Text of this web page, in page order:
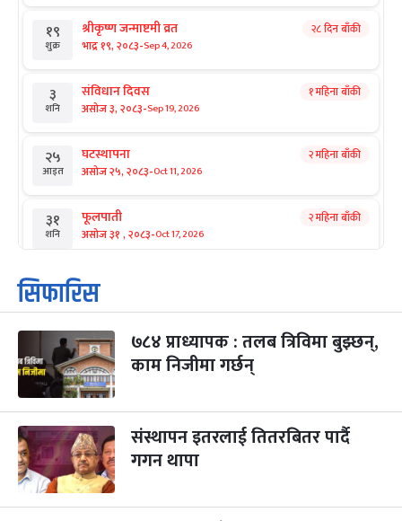
१९
शुक्र
श्रीकृष्ण जन्माष्टमी व्रत
भाद्र १९, २०८३-Sep 4, 2026
२८ दिन बाँकी
३
शनि
संविधान दिवस
असोज ३, २०८३-Sep 19, 2026
१ महिना बाँकी
२५
आइत
घटस्थापना
असोज २५, २०८३-Oct 11, 2026
२ महिना बाँकी
३१
शनि
फूलपाती
असोज ३१ , २०८३-Oct 17, 2026
२ महिना बाँकी
१
आइत
कार्तिक सङ्क्रान्ति
कार्तिक १, २०८३
३
मंगल
महानवमी
कार्तिक ३, २०८३-Oct 20, 2026
२ महिना बाँकी
४
बुध कार्तिक ४, २०८३
५
बिहि
पापा‌ङ्कुशा एकादशी व्रत
कार्तिक ५, २०८३
सिफारिस
७८४ प्राध्यापक : तलब त्रिविमा बुझ्छन्,
काम निजीमा गर्छन्
संस्थापन इतरलाई तितरबितर पार्दै
गगन थापा